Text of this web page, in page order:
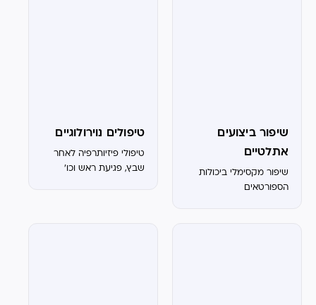
שיפור ביצועים
אתלטיים
שיפור מקסימלי ביכולות
הספורטאים
טיפולים נוירולוגיים
טיפולי פיזיותרפיה לאחר
שבץ, פגיעת ראש וכו'